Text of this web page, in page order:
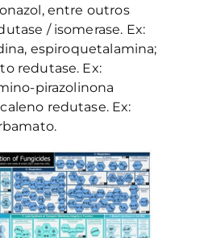
entre outros
/ isomerase. Ex:
espiroquetalamina;
redutase. Ex:
pirazolinona
redutase. Ex: